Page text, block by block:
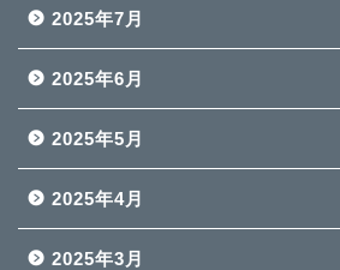
2025年7月
2025年6月
2025年5月
2025年4月
2025年3月